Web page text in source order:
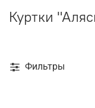
Куртки
Фильтры